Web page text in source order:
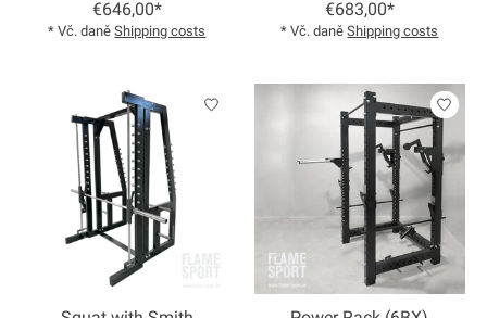
€646,00*
* Vč. daněShipping costs
€683,00*
* Vč. daněShipping costs